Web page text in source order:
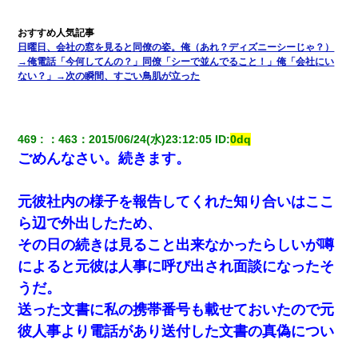
日曜日、会社の窓を見ると同僚の姿。俺（あれ？ディズニーシーじゃ？）
→俺電話「今何してんの？」同僚「シーで並んでること！」俺「会社にい
ない？」→次の瞬間、すごい鳥肌が立った
469 ：463 ：2015/06/24(水)23:12:05 ID:0dq
ごめんなさい。続きます。
元彼社内の様子を報告してくれた知り合いはここ
ら辺で外出したため、
その日の続きは見ること出来なかったらしいが噂
によると元彼は人事に呼び出され面談になったそ
うだ。
送った文書に私の携帯番号も載せておいたので元
彼人事より電話があり送付した文書の真偽につい